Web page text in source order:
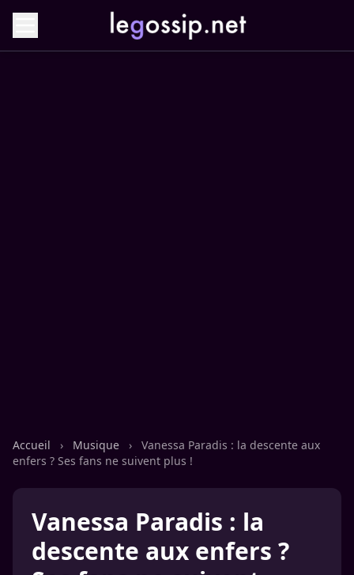
Accueil › Musique ›
Vanessa Paradis : la descente aux
enfers ? Ses fans ne suivent plus !
Vanessa Paradis : la
descente aux enfers ?